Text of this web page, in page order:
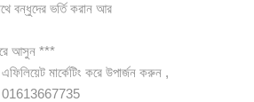
বন্ধুদের ভর্তি করান আর
আসুন ***
মার্কেটিং করে উপার্জন করুন ,
01613667735